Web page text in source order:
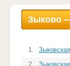
Зыково
1.
2.